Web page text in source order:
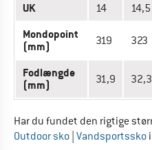
UK 14 14,5
Mondopoint
(mm)
319 323
Fodlængde
(mm)
31,9 32,3
Har du fundet den rigtige
Outdoor sko Vandsportssko